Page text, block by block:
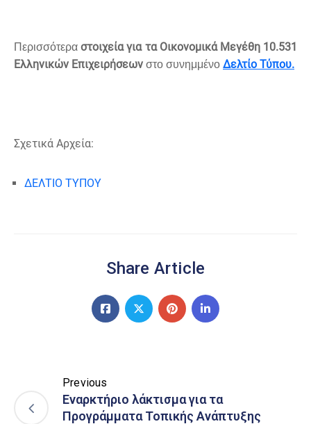
Περισσότεραστοιχεία για τα Οικονομικά Μεγέθη 10.531
Ελληνικών Επιχειρήσεων στο συνημμένο Δελτίο Τύπου.
Σχετικά Αρχεία:
ΔΕΛΤΙΟ ΤΥΠΟΥ
Share Article
Previous
Εναρκτήριο λάκτισμα για τα
Προγράμματα Τοπικής Ανάπτυξης